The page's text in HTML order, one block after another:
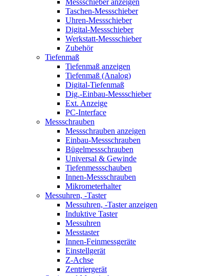
Messschieber anzeigen
Taschen-Messschieber
Uhren-Messschieber
Digital-Messschieber
Werkstatt-Messschieber
Zubehör
Tiefenmaß
Tiefenmaß anzeigen
Tiefenmaß (Analog)
Digital-Tiefenmaß
Dig.-Einbau-Messschieber
Ext. Anzeige
PC-Interface
Messschrauben
Messschrauben anzeigen
Einbau-Messschrauben
Bügelmessschrauben
Universal & Gewinde
Tiefenmessschauben
Innen-Messschrauben
Mikrometerhalter
Messuhren, -Taster
Messuhren, -Taster anzeigen
Induktive Taster
Messuhren
Messtaster
Innen-Feinmessgeräte
Einstellgerät
Z-Achse
Zentriergerät